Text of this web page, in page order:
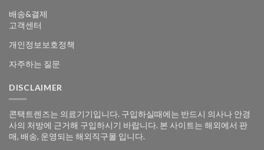
배송&결제
고객센터
개인정보보호정책
자주하는 질문
DISCLAIMER
콘택트렌즈는 의료기기입니다. 구입하실때에는 반드시 의사나 안경
사의 처방에 근거해 구입하시기 바랍니다. 본 사이트는 해외에서 판
매, 배송, 운영되는 해외직구몰 입니다.